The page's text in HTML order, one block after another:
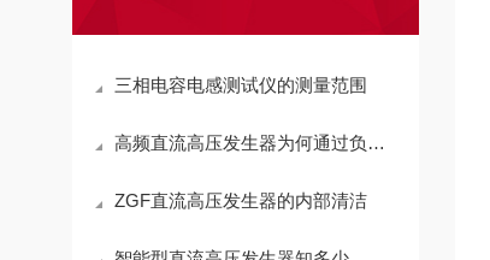
三相电容电感测试仪的测量范围
高频直流高压发生器为何通过负高压来试验
ZGF直流高压发生器的内部清洁